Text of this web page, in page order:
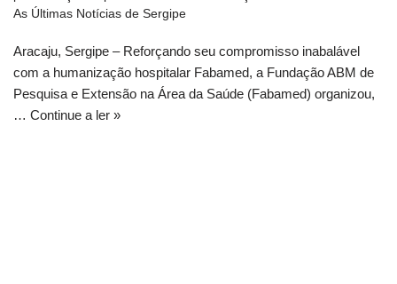
As Últimas Notícias de Sergipe
Aracaju, Sergipe – Reforçando seu compromisso inabalável
com a humanização hospitalar Fabamed, a Fundação ABM de
Pesquisa e Extensão na Área da Saúde (Fabamed) organizou,
… Continue a ler »